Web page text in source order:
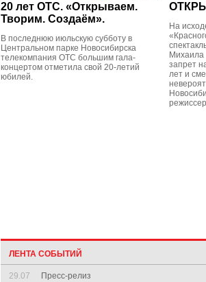
20 лет ОТС. «Открываем.
Творим. Создаём».
В последнюю июльскую субботу в
Центральном парке Новосибирска
телекомпания ОТС большим гала-
концертом отметила свой 20-летий
юбилей.
На
Михаила
запрет
лет и
ЛЕНТА СОБЫТИЙ
29.07 Пресс-релиз